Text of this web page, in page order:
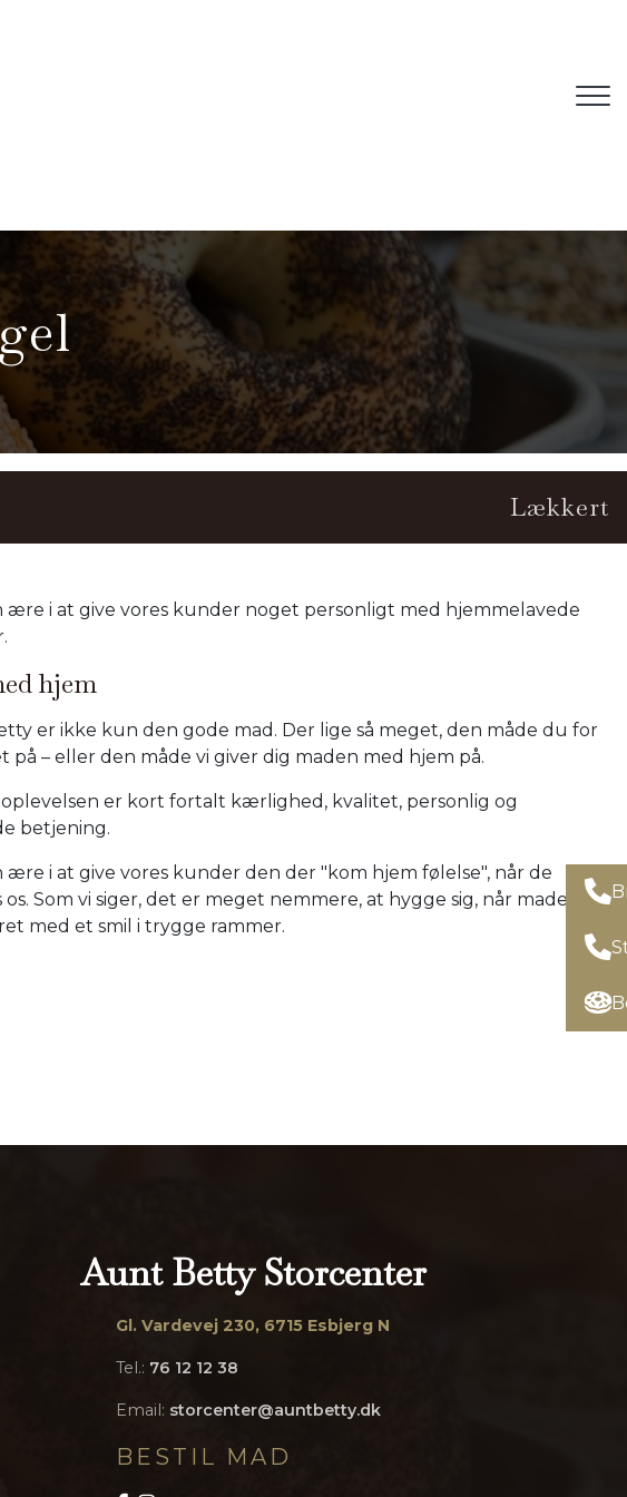
Lækkert
ære i at give vores kunder noget personligt med hjemmelavede
hjem
er ikke kun den gode mad. Der lige så meget, den måde du for
på – eller den måde vi giver dig maden med hjem på.
er kort fortalt kærlighed, kvalitet, personlig og
betjening.
i at give vores kunder den der "kom hjem følelse", når de
Som vi siger, det er meget nemmere, at hygge sig, når maden
med et smil i trygge rammer.
Aunt Betty Storcenter
Gl. Vardevej 230, 6715 Esbjerg N
Tel.: 76 12 12 38
Email: storcenter@auntbetty.dk
BESTIL MAD